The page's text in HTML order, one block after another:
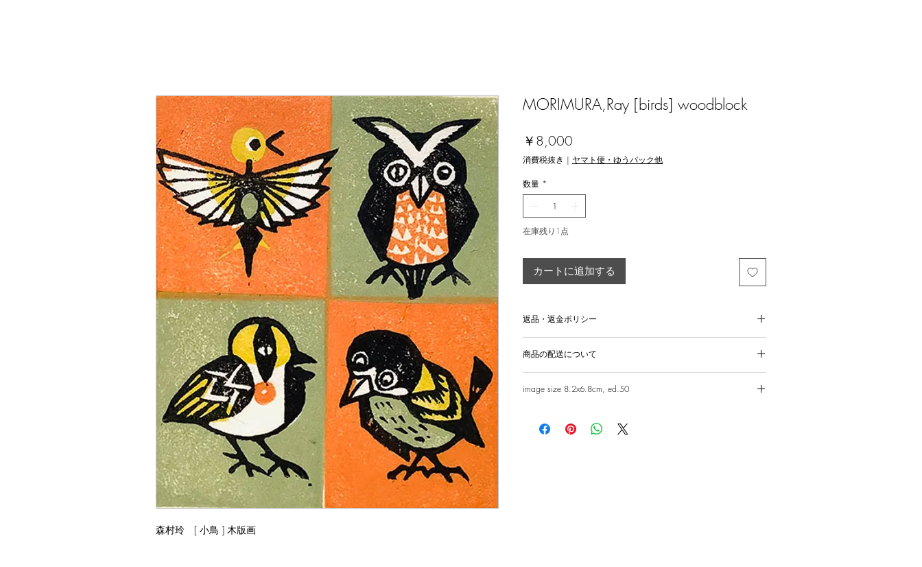
森村玲 [ 小鳥 ] 木版画
MORIMURA,Ray [birds] woodblock
￥8,000
格
消費税抜き | ヤマト便・ゆうパック他
数量 *
在庫残り1点
カートに追加する
返品・返金ポリシー
商品の配送について
image size 8.2x6.8cm, ed.50